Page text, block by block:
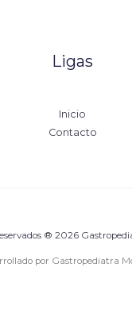
Ligas
Inicio
Contacto
® 2026
por Gastropediatra